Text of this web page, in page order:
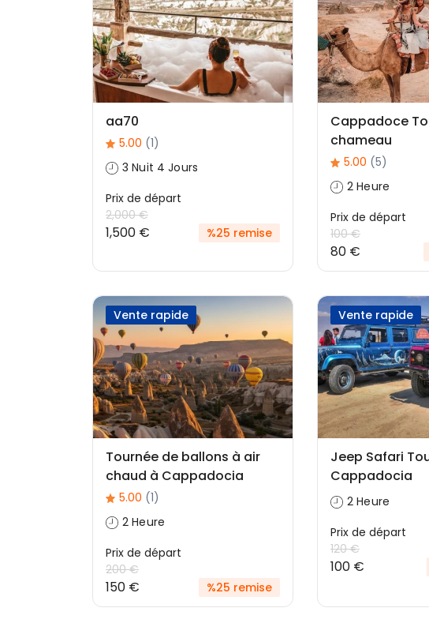
aa70
5.00 (1)
3 Nuit 4 Jours
Prix ​​de départ
2,000 €
1,500 € %25 remise
Cappadoce
chameau
5.00 (5)
2 Heure
Prix ​​de départ
100 €
80 €
Vente rapide
Tournée de ballons à air
chaud à Cappadocia
5.00 (1)
2 Heure
Prix ​​de départ
200 €
150 € %25 remise
Vente rapide
Jeep Safari
Cappadocia
2 Heure
Prix ​​de départ
120 €
100 €